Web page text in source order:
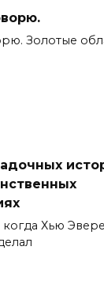
Золотые
когда Хью